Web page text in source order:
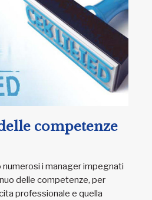
competenze
i manager impegnati
delle competenze, per
professionale e quella